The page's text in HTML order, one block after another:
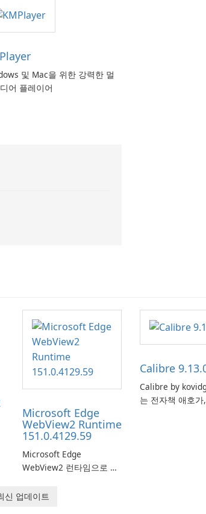
및 Mac을 위한 강력한 멀
어 플레이어
Microsoft Edge
WebView2 Runtime
151.0.4129.59
Microsoft Edge
WebView2 런타임으로 웹
Calibre
Calibre by
는 전자책 애호가
신 업데이트